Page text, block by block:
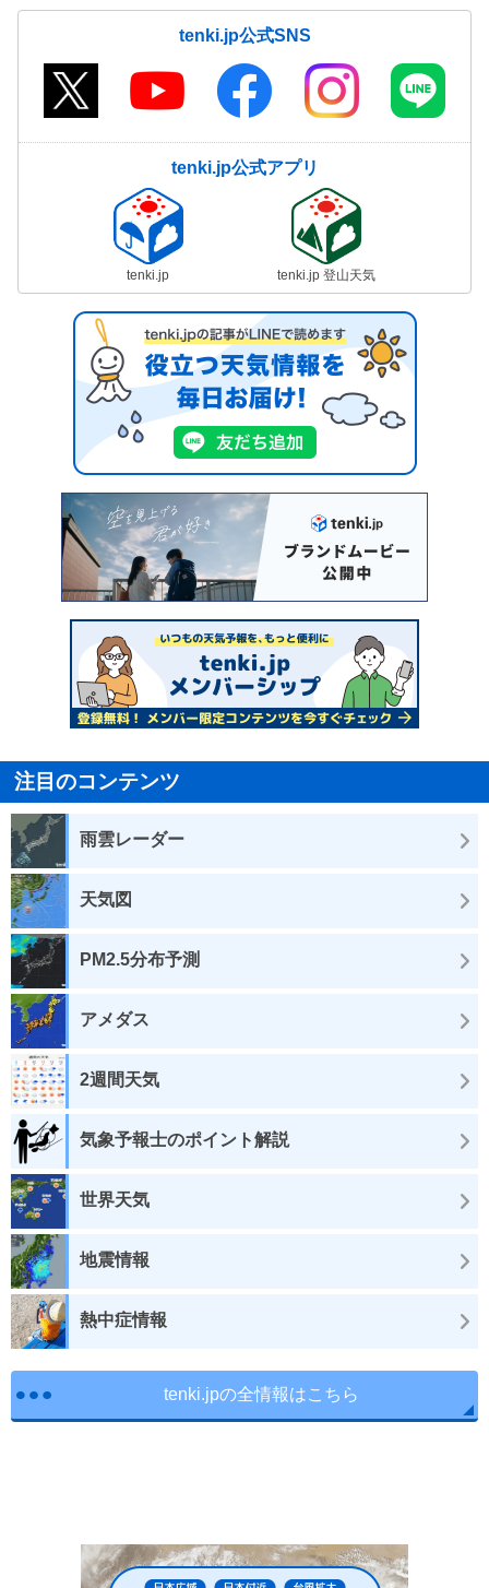
tenki.jp公式SNS
tenki.jp公式アプリ
tenki.jp tenki.jp 登山天気
注目のコンテンツ
雨雲レーダー
天気図
PM2.5分布予測
アメダス
2週間天気
気象予報士のポイント解説
世界天気
地震情報
熱中症情報
tenki.jpの全情報はこちら